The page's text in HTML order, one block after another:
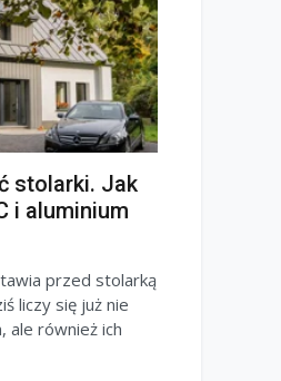
stolarki. Jak
i aluminium
przed stolarką
liczy się już nie
ale również ich